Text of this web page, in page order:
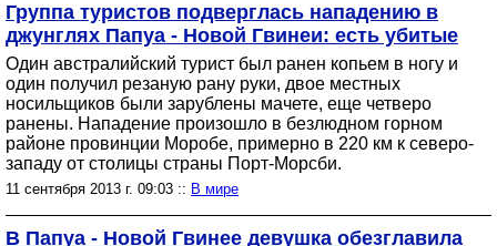
Группа туристов подверглась нападению в
джунглях Папуа - Новой Гвинеи: есть убитые
Один австралийский турист был ранен копьем в ногу и
один получил резаную рану руки, двое местных
носильщиков были зарублены мачете, еще четверо
ранены. Нападение произошло в безлюдном горном
районе провинции Моробе, примерно в 220 км к северо-
западу от столицы страны Порт-Морсби.
11 сентября 2013 г. 09:03 :: В мире
В Папуа - Новой Гвинее девушка обезглавила